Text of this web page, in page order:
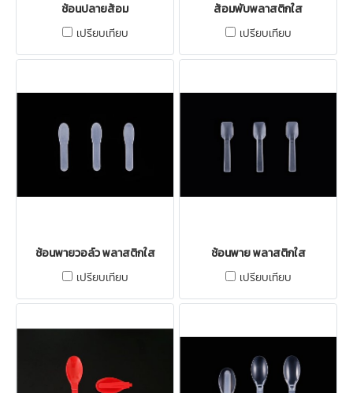
ช้อนปลายส้อม
เปรียบเทียบ
ส้อมพับพลาสติกใส
เปรียบเทียบ
ช้อนพายวอล์ว พลาสติกใส
เปรียบเทียบ
ช้อนพาย พลาสติกใส
เปรียบเทียบ